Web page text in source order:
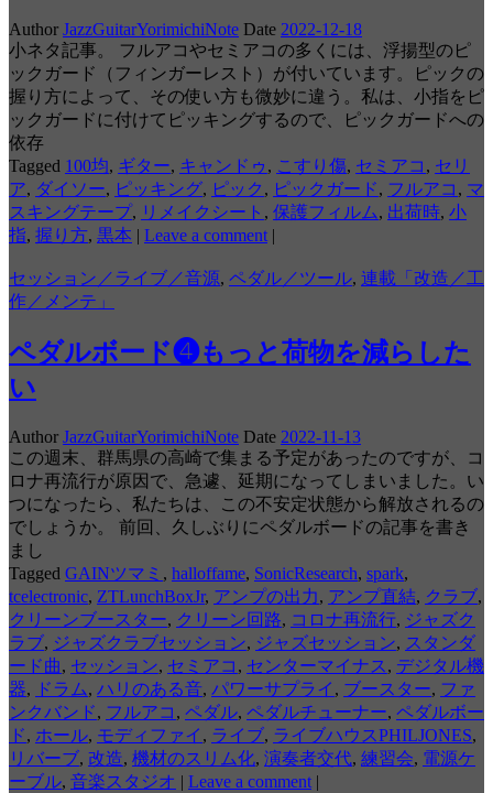
Author JazzGuitarYorimichiNote Date 2022-12-18
小ネタ記事。 フルアコやセミアコの多くには、浮揚型のピ
ックガード（フィンガーレスト）が付いています。ピックの
握り方によって、その使い方も微妙に違う。私は、小指をピ
ックガードに付けてピッキングするので、ピックガードへの
依存
Tagged 100均, ギター, キャンドゥ , こすり傷, セミアコ , セリ
ア, ダイソー, ピッキング, ピック , ピックガード, フルアコ , マ
スキングテープ, リメイクシート , 保護フィルム, 出荷時, 小
指, 握り方, 黒本 | Leave a comment |
セッション／ライブ／音源, ペダル／ツール, 連載「改造／工
作／メンテ」
ペダルボード❹もっと荷物を減らした
い
Author JazzGuitarYorimichiNote Date 2022-11-13
この週末、群馬県の高崎で集まる予定があったのですが、コ
ロナ再流行が原因で、急遽、延期になってしまいました。い
つになったら、私たちは、この不安定状態から解放されるの
でしょうか。 前回、久しぶりにペダルボードの記事を書き
まし
Tagged GAINツマミ , halloffame, SonicResearch, spark,
tcelectronic, ZTLunchBoxJr, アンプの出力, アンプ直結, クラブ,
クリーンブースター, クリーン回路, コロナ再流行, ジャズク
ラブ, ジャズクラブセッション, ジャズセッション, スタンダ
ード曲, セッション, セミアコ , センターマイナス , デジタル機
器, ドラム, ハリのある音, パワーサプライ , ブースター, ファ
ンクバンド, フルアコ , ペダル, ペダルチューナー, ペダルボー
ド, ホール, モディファイ , ライブ, ライブハウスPHILJONES,
リバーブ, 改造, 機材のスリム化, 演奏者交代, 練習会, 電源ケ
ーブル, 音楽スタジオ | Leave a comment |